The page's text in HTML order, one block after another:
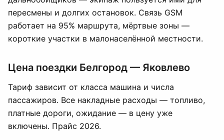
пересмены и долгих остановок. Связь GSM
работает на 95% маршрута, мёртвые зоны —
короткие участки в малонаселённой местности.
Цена поездки Белгород — Яковлево
Тариф зависит от класса машина и числа
пассажиров. Все накладные расходы — топливо,
платные дороги, ожидание — в цену уже
включены. Прайс 2026.